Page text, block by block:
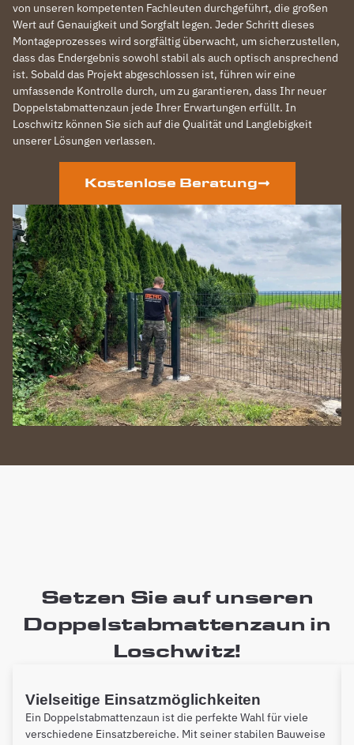
von unseren kompetenten Fachleuten durchgeführt, die großen
Wert auf Genauigkeit und Sorgfalt legen. Jeder Schritt dieses
Montageprozesses wird sorgfältig überwacht, um sicherzustellen,
dass das Endergebnis sowohl stabil als auch optisch ansprechend
ist. Sobald das Projekt abgeschlossen ist, führen wir eine
umfassende Kontrolle durch, um zu garantieren, dass Ihr neuer
Doppelstabmattenzaun jede Ihrer Erwartungen erfüllt. In
Loschwitz können Sie sich auf die Qualität und Langlebigkeit
unserer Lösungen verlassen.
Kostenlose Beratung
Setzen Sie auf unseren
Doppelstabmattenzaun in
Loschwitz!
Vielseitige Einsatzmöglichkeiten
Ein Doppelstabmattenzaun ist die perfekte Wahl für viele
verschiedene Einsatzbereiche. Mit seiner stabilen Bauweise